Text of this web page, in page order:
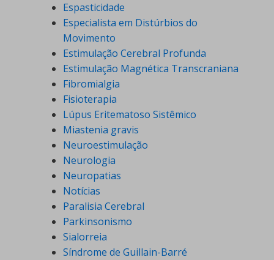
Espasticidade
Especialista em Distúrbios do
Movimento
Estimulação Cerebral Profunda
Estimulação Magnética Transcraniana
Fibromialgia
Fisioterapia
Lúpus Eritematoso Sistêmico
Miastenia gravis
Neuroestimulação
Neurologia
Neuropatias
Notícias
Paralisia Cerebral
Parkinsonismo
Sialorreia
Síndrome de Guillain-Barré